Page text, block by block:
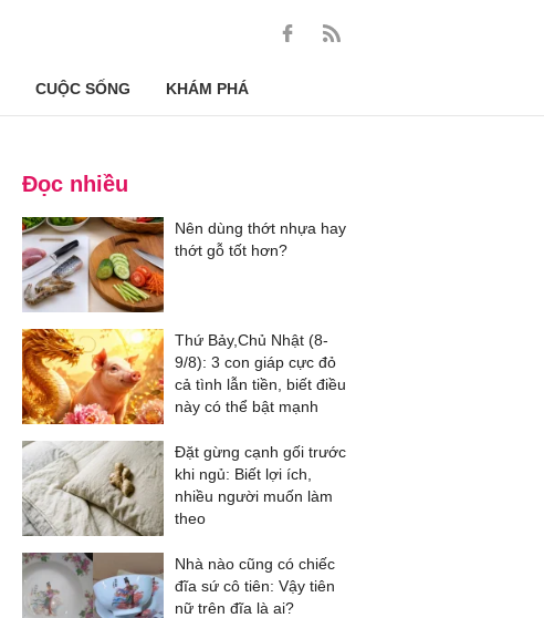
CUỘC SỐNG KHÁM PHÁ
Đọc nhiều
Nên dùng thớt nhựa hay
thớt gỗ tốt hơn?
Thứ Bảy,Chủ Nhật (8-
9/8): 3 con giáp cực đỏ
cả tình lẫn tiền, biết điều
này có thể bật mạnh
Đặt gừng cạnh gối trước
khi ngủ: Biết lợi ích,
nhiều người muốn làm
theo
Nhà nào cũng có chiếc
đĩa sứ cô tiên: Vậy tiên
nữ trên đĩa là ai?